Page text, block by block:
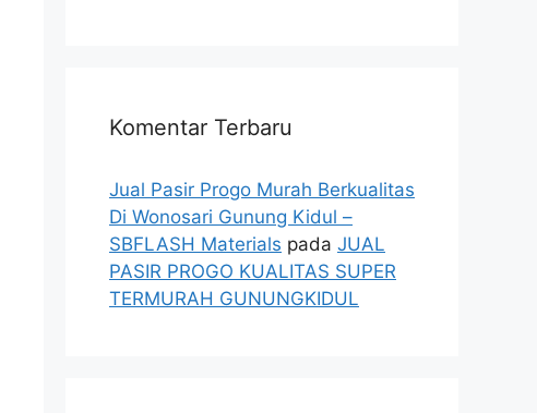
Komentar Terbaru
Jual Pasir Progo Murah Berkualitas
Di Wonosari Gunung Kidul –
SBFLASH Materials pada JUAL
PASIR PROGO KUALITAS SUPER
TERMURAH GUNUNGKIDUL